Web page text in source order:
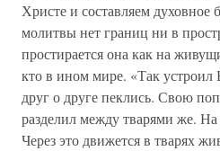
Христе и составляем духовное
молитвы нет границ ни в
простирается она как на
кто в ином мире. «Так устроил
друг о друге пеклись. Свою
разделил между тварями же. На
Через это движется в тварях